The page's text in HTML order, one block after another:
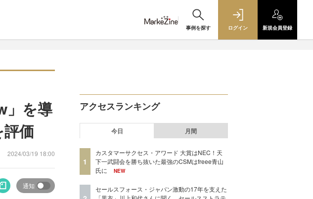
事例を探す ログイン 新規会員登録
」を導
価
2024/03/19 18:00
通知
アクセスランキング
今日 月間
1
カスタマーサクセス・アワード 大賞はNEC！天
下一武闘会を勝ち抜いた最強のCSMはfreee青山
氏に
NEW
セールスフォース・ジャパン激動の17年を支えた